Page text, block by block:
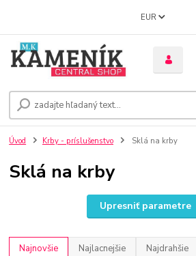
EUR
Úvod Krby - príslušenstvo Sklá na krby
Sklá na krby
Upresniť parametre
Najnovšie Najlacnejšie Najdrahšie